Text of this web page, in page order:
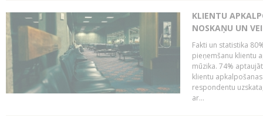
KLIENTU
NOSKAŅU UN
Fakti un statistika
pieņemšanu klientu
mūzika. 74%
klientu
respondentu
ar...